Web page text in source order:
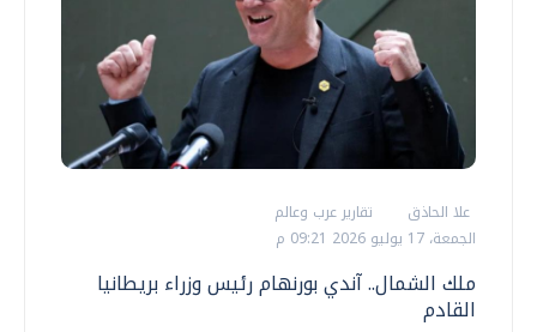
علا الحاذق
تقارير عرب وعالم
الجمعة، 17 يوليو 2026 09:21 م
ملك الشمال.. آندي بورنهام رئيس وزراء بريطانيا
القادم